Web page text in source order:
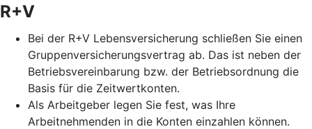
R+V
Bei der R+V Lebensversicherung schließen Sie einen
Gruppenversicherungsvertrag ab. Das ist neben der
Betriebsvereinbarung bzw. der Betriebsordnung die
Basis für die Zeitwertkonten.
Als Arbeitgeber legen Sie fest, was Ihre
Arbeitnehmenden in die Konten einzahlen können.